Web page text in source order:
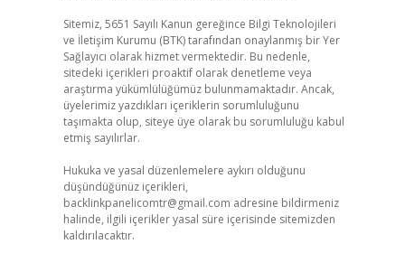
Sitemiz, 5651 Sayılı Kanun gereğince Bilgi Teknolojileri
ve İletişim Kurumu (BTK) tarafından onaylanmış bir Yer
Sağlayıcı olarak hizmet vermektedir. Bu nedenle,
sitedeki içerikleri proaktif olarak denetleme veya
araştırma yükümlülüğümüz bulunmamaktadır. Ancak,
üyelerimiz yazdıkları içeriklerin sorumluluğunu
taşımakta olup, siteye üye olarak bu sorumluluğu kabul
etmiş sayılırlar.
Hukuka ve yasal düzenlemelere aykırı olduğunu
düşündüğünüz içerikleri,
backlinkpanelicomtr@gmail.com adresine bildirmeniz
halinde, ilgili içerikler yasal süre içerisinde sitemizden
kaldırılacaktır.